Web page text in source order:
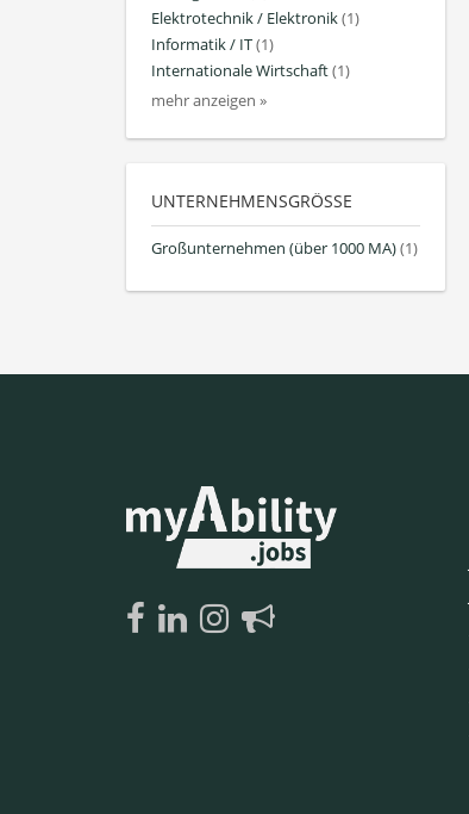
Elektrotechnik / Elektronik(1)
Informatik / IT(1)
Internationale Wirtschaft(1)
mehr anzeigen »
UNTERNEHMENSGRÖSSE
Großunternehmen (über 1000 MA)(1)